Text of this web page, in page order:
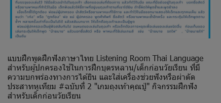
แบบฝึกพูดฝึกฟังภาษาไทย Listening Room Thai Language
สำหรับผู้ปกครองใช้ในการฝึกบุตรหลาน/เด็กก่อนวัยเรียน ที่มี
ความบกพร่องทางการได้ยิน และใส่เครื่องช่วยฟังหรือผ่าตัด
ประสาทหูเทียม #ฉบับที่ 2 "เกมถุงเท้าคุณปู่" กิจกรรมฝึกฟัง
สำหรับเด็กก่อนวัยเรียน